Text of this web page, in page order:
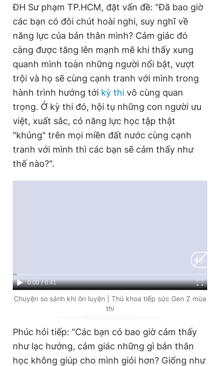
Đọc Thanh Niên trên điện thoại
Theo dõi báo trên
Hotline
0906 645 777
Liên hệ quảng cáo
0908 780 404
Đặt báo Quảng cáo
Tổng biên tập: Nguyễn Ngọc Toàn
chép dưới mọi hình thức nếu không có sự chấp thuận bằng văn
ĐH Sư phạm TP.HCM, đặt vấn đề: "Đã bao giờ
các bạn có đôi chút hoài nghi, suy nghĩ về
năng lực của bản thân mình? Cảm giác đó
càng được tăng lên mạnh mẽ khi thấy xung
quanh mình toàn những người nổi bật, vượt
trội và họ sẽ cùng cạnh tranh với mình trong
hành trình hướng tới kỳ thi vô cùng quan
trọng. Ở kỳ thi đó, hội tụ những con người ưu
việt, xuất sắc, có năng lực học tập thật
"khủng" trên mọi miền đất nước cùng cạnh
tranh với mình thì các bạn sẽ cảm thấy như
thế nào?".
C
u
0:00 / D
u
i
6:41
Chuyện so sánh khi ôn luyện | Thủ khoa tiếp sức Gen Z mùa
thi
Phúc hỏi tiếp: "Các bạn có bao giờ cảm thấy
như lạc hướng, cảm giác những gì bản thân
học không giúp cho mình giỏi hơn? Giống như